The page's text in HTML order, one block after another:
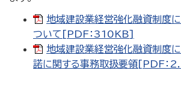
地域建設業経営強化融資制度
ついて[PDF：310KB]
地域建設業経営強化融資制度
諾に関する事務取扱要領[PDF：